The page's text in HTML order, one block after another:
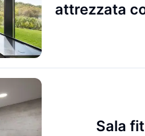
attrezzata
Sala